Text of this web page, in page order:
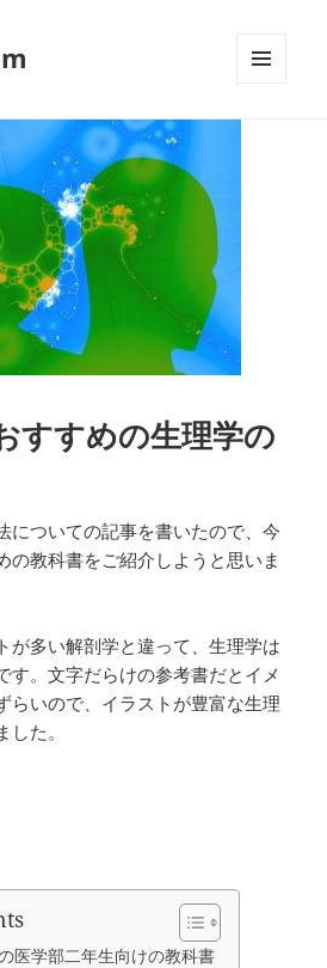
ーとウ
すすめの生理学の
についての記事を書いたので、今
の教科書をご紹介しようと思いま
が多い解剖学と違って、生理学は
す。文字だらけの参考書だとイメ
らいので、イラストが豊富な生理
た。
医学部二年生向けの教科書